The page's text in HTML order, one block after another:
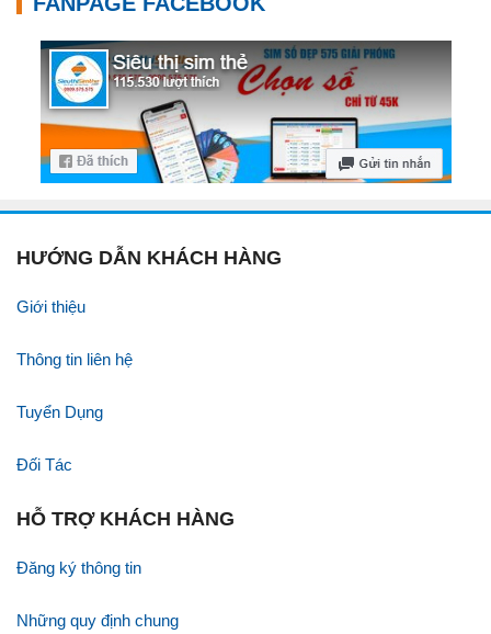
HƯỚNG DẪN KHÁCH HÀNG
Giới thiệu
Thông tin liên hệ
Tuyển Dụng
Đối Tác
HỖ TRỢ KHÁCH HÀNG
Đăng ký thông tin
Những quy định chung